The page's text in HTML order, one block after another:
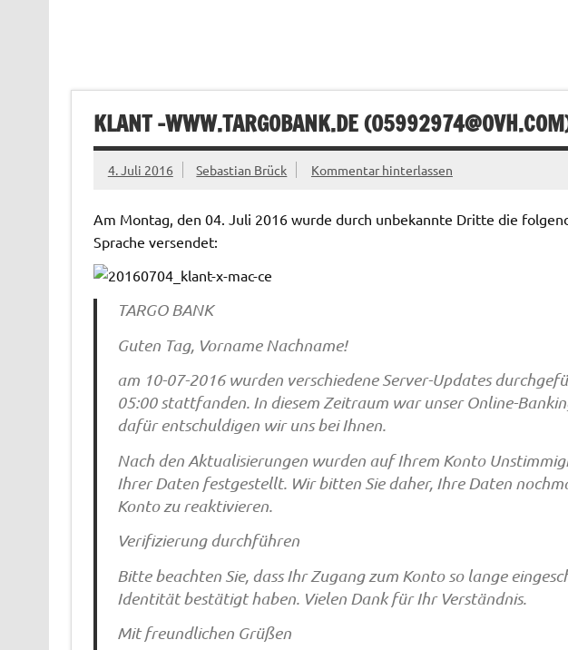
KLANT -WWW.TARGOBANK.DE (05992974@OVH.COM
4. Juli 2016 Sebastian Brück Kommentar hinterlassen
Am Montag, den 04. Juli 2016 wurde durch unbekannte Dritte die
Sprache versendet:
TARGO BANK
Guten Tag, Vorname Nachname!
am 10-07-2016 wurden verschiedene Server-Updates
05:00 stattfanden. In diesem Zeitraum war unser Online-
dafür entschuldigen wir uns bei Ihnen.
Nach den Aktualisierungen wurden auf Ihrem Konto
Ihrer Daten festgestellt. Wir bitten Sie daher, Ihre Daten
Konto zu reaktivieren.
Verifizierung durchführen
Bitte beachten Sie, dass Ihr Zugang zum Konto so lange
Identität bestätigt haben. Vielen Dank für Ihr Verständnis.
Mit freundlichen Grüßen